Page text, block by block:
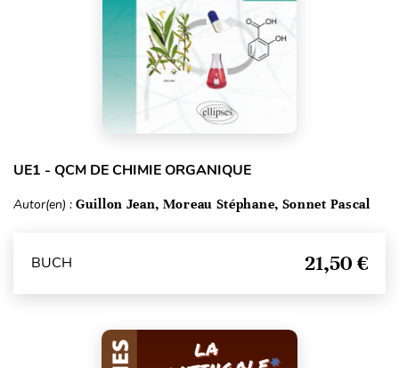
UE1 - QCM DE CHIMIE ORGANIQUE
Autor(en) : Guillon Jean, Moreau Stéphane, Sonnet Pascal
BUCH 21,50 €